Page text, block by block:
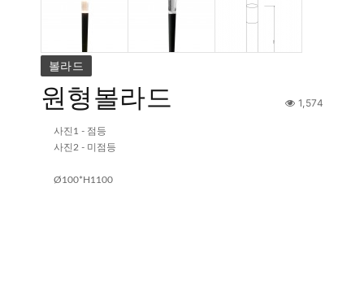
볼라드
원형볼라드 1,574
사진1 - 점등
사진2 - 미점등
Ø100*H1100